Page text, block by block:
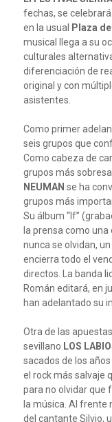
fechas, se
en la usual Plaza
musical llega a su
culturales
diferenciación de
original y con
asistentes.
Como primer
seis grupos que
Como cabeza de
grupos más
NEUMAN se ha
grupos más
Su álbum “If”
la prensa como
nunca se olvidan,
encierra todo el
directos. La banda
Román editará, en
han adelantado su
Otra de las
sevillano LOS
sacados de los años
el rock más salvaje
para no olvidar que
la música. Al frente
del cantante Silvio,